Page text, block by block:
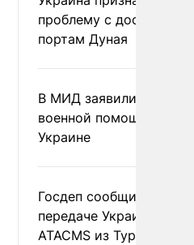
проблему с доступом к
портам Дуная
В МИД заявили о
военной помощи
Украине
Госдеп сообщил о
передаче Украине
ATACMS из Турции